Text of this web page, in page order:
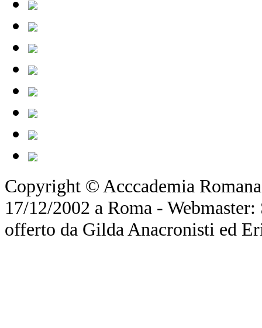
Copyright © Acccademia
17/12/2002 a Roma -
offerto da Gilda Anacronisti ed